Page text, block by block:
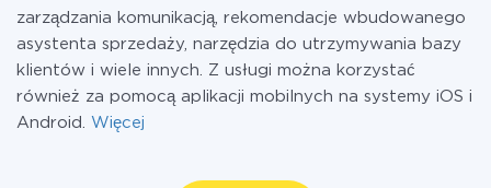
zarządzania komunikacją, rekomendacje wbudowanego
asystenta sprzedaży, narzędzia do utrzymywania bazy
klientów i wiele innych. Z usługi można korzystać
również za pomocą aplikacji mobilnych na systemy iOS i
Android. Więcej